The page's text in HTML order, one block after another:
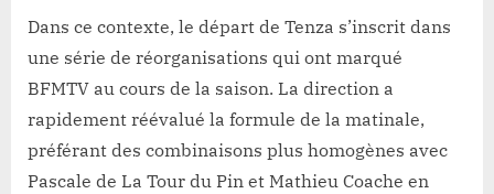
Dans ce contexte, le départ de Tenza s’inscrit dans
une série de réorganisations qui ont marqué
BFMTV au cours de la saison. La direction a
rapidement réévalué la formule de la matinale,
préférant des combinaisons plus homogènes avec
Pascale de La Tour du Pin et Mathieu Coache en